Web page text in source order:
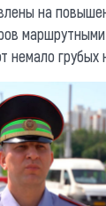
на
немало грубых